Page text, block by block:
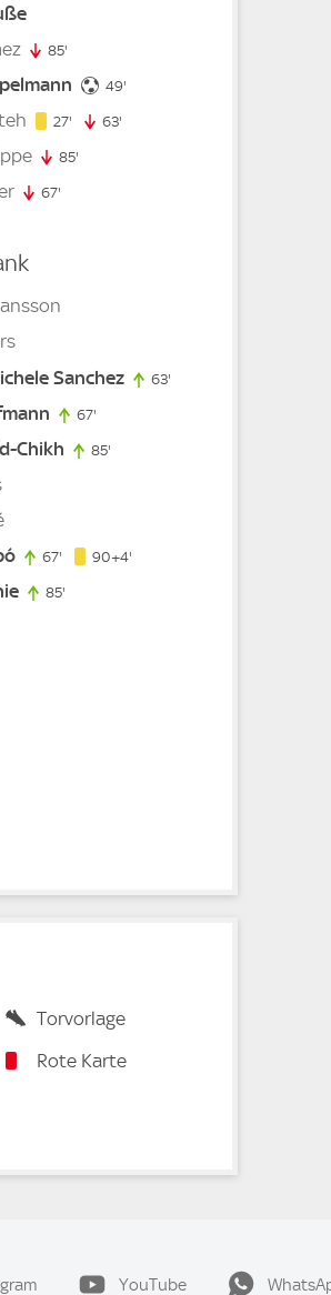
85'
49'
27' 27. minute
63'
85'
67'
Sanchez 63'
67'
Chikh 85'
67' 67. minute
90+4'
85'
Torvorlage
Rote Karte
YouTube